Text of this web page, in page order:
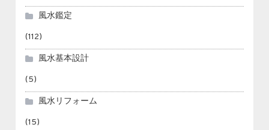
風水鑑定
(112)
風水基本設計
(5)
風水リフォーム
(15)